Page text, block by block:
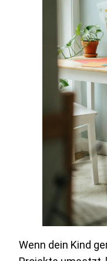
Wenn dein Kind